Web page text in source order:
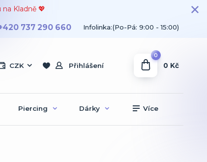
Kladně 💖
CZK Přihlášení
737 290 660 Infolinka:(Po-Pá: 9:00 - 15:00)
0
0 Kč
Piercing Dárky Více